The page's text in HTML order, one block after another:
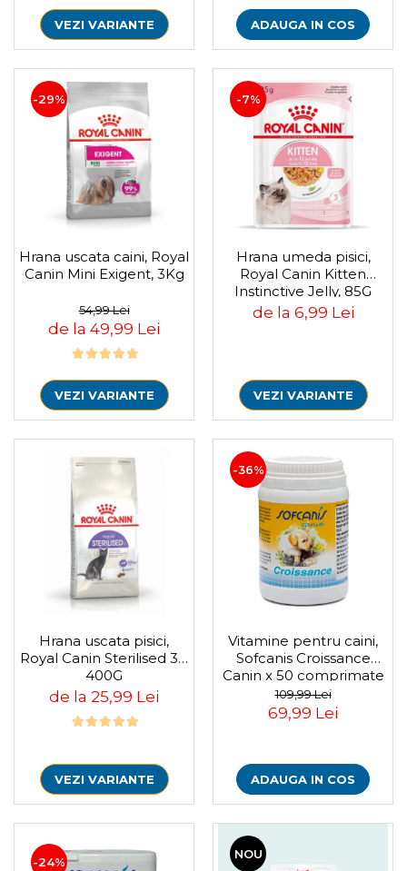
VEZI VARIANTE ADAUGA IN COS
-29%
Hrana uscata caini, Royal
Canin Mini Exigent, 3Kg
54,99 Lei
de la 49,99 Lei
VEZI VARIANTE
-7%
Hrana umeda pisici,
Royal Canin Kitten
Instinctive Jelly, 85G
de la 6,99 Lei
VEZI VARIANTE
Hrana uscata pisici,
Royal Canin Sterilised 37,
400G
de la 25,99 Lei
VEZI VARIANTE
-36%
Vitamine pentru caini,
Sofcanis Croissance
Canin x 50 comprimate
109,99 Lei
69,99 Lei
ADAUGA IN COS
-24%
NOU